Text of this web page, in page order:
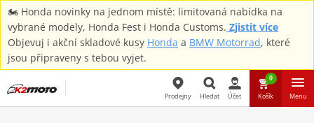
🏍️ Honda novinky na jednom místě: limitovaná nabídka na
vybrané modely, Honda Fest i Honda Customs. Zjistit více
Objevuj i akční skladové kusy Honda a BMW Motorrad, které
jsou připraveny s tebou vyjet.
Prodejny Hledat Účet
0
Košík Menu